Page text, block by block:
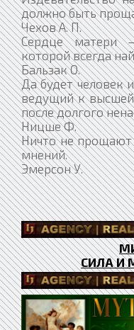
должно быть
Чехов А. П.
Сердце матери
которой всегда
Бальзак О.
Да будет человек
ведущий к
после долгого
Ницше Ф.
Ничто не прощают
мнений.
Эмерсон У.
СИЛА И